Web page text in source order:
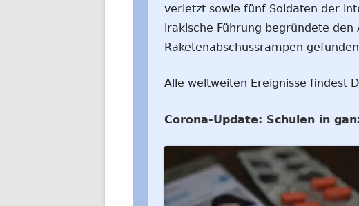
verletzt sowie fünf Soldaten der
irakische Führung begründete
Raketenabschussrampen
Alle weltweiten Ereignisse findest
Corona-Update: Schulen in